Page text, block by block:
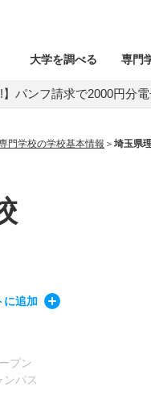
大学を調べる 専門
!】パンフ請求で2000円分
門学校の学校基本情報 埼玉県
に追加
プン
ンパス